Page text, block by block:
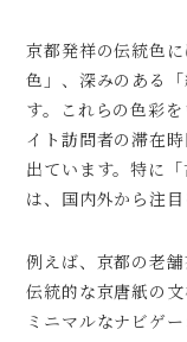
京都発祥の伝統色
色」、深みのある
す。これらの色彩
イト訪問者の滞在
出ています。特に
は、国内外から注
例えば、京都の老舗
伝統的な京唐紙の
ミニマルなナビゲ